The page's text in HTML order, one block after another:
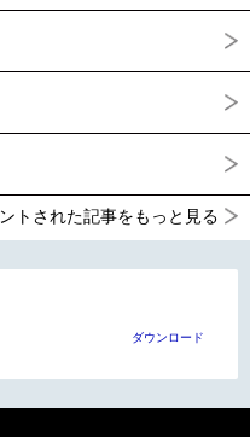
トされた記事をもっと見る
ダウンロード